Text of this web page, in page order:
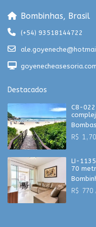
Bombinhas, Brasil
(+54) 93518144722
Destacados
C8-
Bombas
R$
LI-
70
R$ 770/